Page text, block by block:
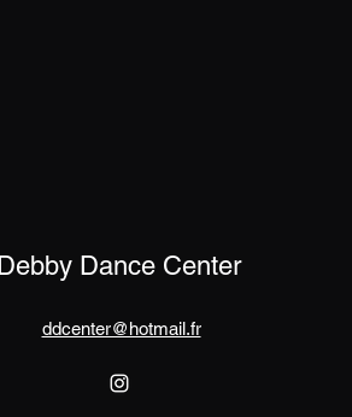
Debby Dance Center
ddcenter@hotmail.fr